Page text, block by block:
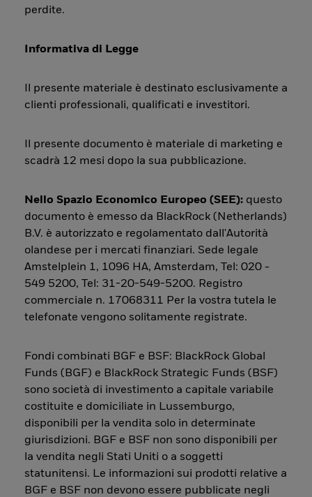
perdite.
Informativa di Legge
Il presente materiale è destinato esclusivamente a
clienti professionali, qualificati e investitori.
Il presente documento è materiale di marketing e
scadrà 12 mesi dopo la sua pubblicazione.
Nello Spazio Economico Europeo (SEE): questo
documento è emesso da BlackRock (Netherlands)
B.V. è autorizzato e regolamentato dall'Autorità
olandese per i mercati finanziari. Sede legale
Amstelplein 1, 1096 HA, Amsterdam, Tel: 020 -
549 5200, Tel: 31-20-549-5200. Registro
commerciale n. 17068311 Per la vostra tutela le
telefonate vengono solitamente registrate.
Fondi combinati BGF e BSF: BlackRock Global
Funds (BGF) e BlackRock Strategic Funds (BSF)
sono società di investimento a capitale variabile
costituite e domiciliate in Lussemburgo,
disponibili per la vendita solo in determinate
giurisdizioni. BGF e BSF non sono disponibili per
la vendita negli Stati Uniti o a soggetti
statunitensi. Le informazioni sui prodotti relative a
BGF e BSF non devono essere pubblicate negli